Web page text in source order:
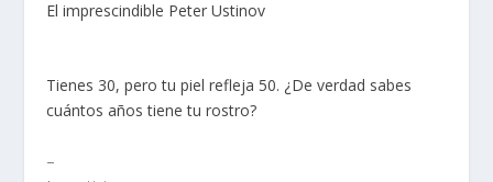
El imprescindible Peter Ustinov
Tienes 30, pero tu piel refleja 50. ¿De verdad sabes
cuántos años tiene tu rostro?
–